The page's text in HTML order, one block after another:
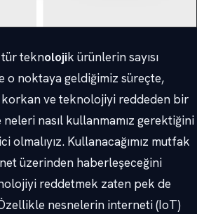
teknolojik ürünlerin sayısı
o noktaya geldiğimiz süreçte,
korkan ve teknolojiyi reddeden bir
neleri nasıl kullanmamız gerektiğini
Kullanacağımız mutfak
üzerinden haberleşeceğini
reddetmek zaten pek de
nesnelerin interneti (IoT)